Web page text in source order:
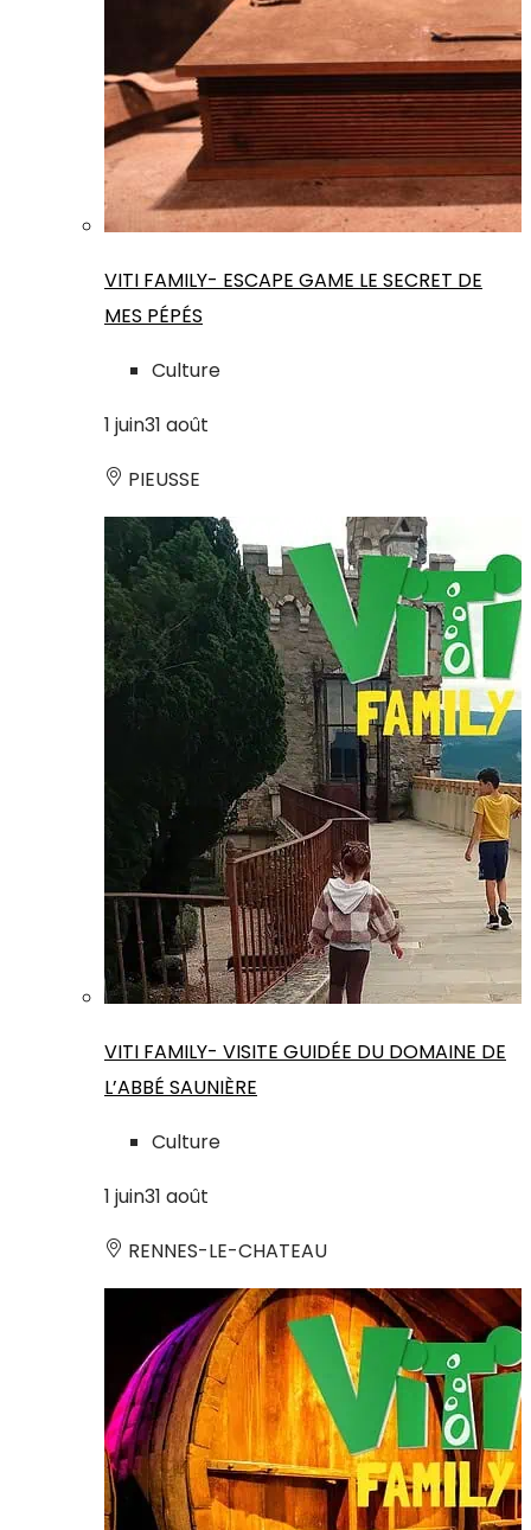
VITI FAMILY- ESCAPE GAME LE SECRET DE
MES PÉPÉS
Culture
1 juin31 août
PIEUSSE
VITI FAMILY- VISITE GUIDÉE DU DOMAINE DE
L’ABBÉ SAUNIÈRE
Culture
1 juin31 août
RENNES-LE-CHATEAU